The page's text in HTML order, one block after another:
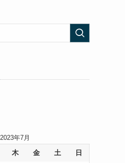
2023年7月
木 金 土 日